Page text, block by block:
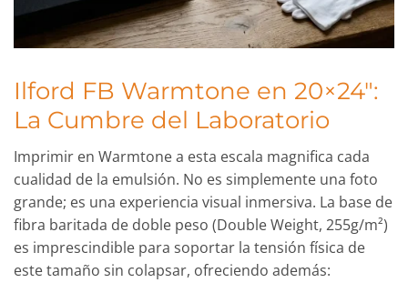
Ilford FB Warmtone en 20×24″:
La Cumbre del Laboratorio
Imprimir en Warmtone a esta escala magnifica cada
cualidad de la emulsión. No es simplemente una foto
grande; es una experiencia visual inmersiva. La base de
fibra baritada de doble peso (Double Weight, 255g/m²)
es imprescindible para soportar la tensión física de
este tamaño sin colapsar, ofreciendo además: